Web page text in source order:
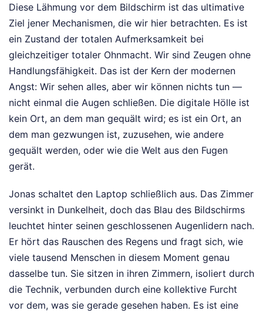
Diese Lähmung vor dem Bildschirm ist das ultimative
Ziel jener Mechanismen, die wir hier betrachten. Es ist
ein Zustand der totalen Aufmerksamkeit bei
gleichzeitiger totaler Ohnmacht. Wir sind Zeugen ohne
Handlungsfähigkeit. Das ist der Kern der modernen
Angst: Wir sehen alles, aber wir können nichts tun —
nicht einmal die Augen schließen. Die digitale Hölle ist
kein Ort, an dem man gequält wird; es ist ein Ort, an
dem man gezwungen ist, zuzusehen, wie andere
gequält werden, oder wie die Welt aus den Fugen
gerät.
Jonas schaltet den Laptop schließlich aus. Das Zimmer
versinkt in Dunkelheit, doch das Blau des Bildschirms
leuchtet hinter seinen geschlossenen Augenlidern nach.
Er hört das Rauschen des Regens und fragt sich, wie
viele tausend Menschen in diesem Moment genau
dasselbe tun. Sie sitzen in ihren Zimmern, isoliert durch
die Technik, verbunden durch eine kollektive Furcht
vor dem, was sie gerade gesehen haben. Es ist eine